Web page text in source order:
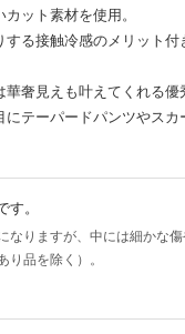
ット素材を使用。
る接触冷感のメリット付
奢見えも叶えてくれる優
テーパードパンツやス
す。
なりますが、中には細かな
り品を除く）。